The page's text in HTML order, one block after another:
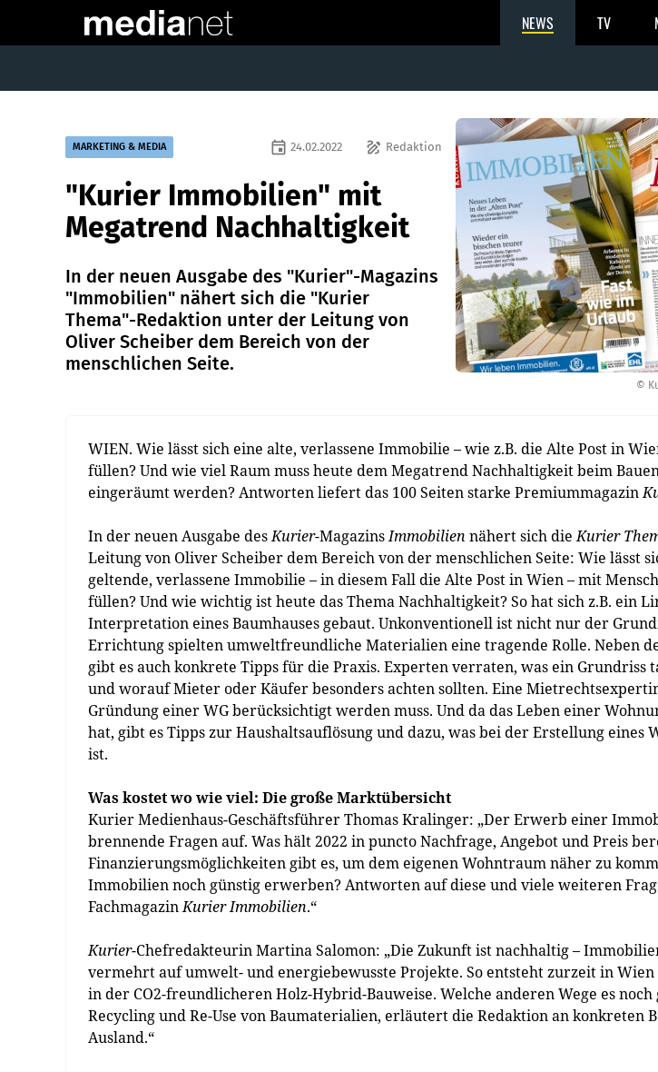
NEWS TV
©
MARKETING & MEDIA draw Redaktion
event 24.02.2022
"Kurier Immobilien" mit
Megatrend Nachhaltigkeit
In der neuen Ausgabe des "Kurier"-Magazins
"Immobilien" nähert sich die "Kurier
Thema"-Redaktion unter der Leitung von
Oliver Scheiber dem Bereich von der
menschlichen Seite.
WIEN. Wie lässt sich eine alte, verlassene Immobilie – wie z.B. die Alte Post in
füllen? Und wie viel Raum muss heute dem Megatrend Nachhaltigkeit beim
eingeräumt werden? Antworten liefert das 100 Seiten starke Premiummagazin
In der neuen Ausgabe desKurier-MagazinsImmobilien nähert sich dieKurier
Leitung von Oliver Scheiber dem Bereich von der menschlichen Seite: Wie lässt
geltende, verlassene Immobilie – in diesem Fall die Alte Post in Wien – mit
füllen? Und wie wichtig ist heute das Thema Nachhaltigkeit? So hat sich z.B. ein
Interpretation eines Baumhauses gebaut. Unkonventionell ist nicht nur der
Errichtung spielten umweltfreundliche Materialien eine tragende Rolle. Neben
gibt es auch konkrete Tipps für die Praxis. Experten verraten, was ein Grundriss
und worauf Mieter oder Käufer besonders achten sollten. Eine
Gründung einer WG berücksichtigt werden muss. Und da das Leben einer
hat, gibt es Tipps zur Haushaltsauflösung und dazu, was bei der Erstellung eines
ist.
Was kostet wo wie viel: Die große Marktübersicht
Kurier Medienhaus-Geschäftsführer Thomas Kralinger: „Der Erwerb einer
brennende Fragen auf. Was hält 2022 in puncto Nachfrage, Angebot und Preis
Finanzierungsmöglichkeiten gibt es, um dem eigenen Wohntraum näher zu
Immobilien noch günstig erwerben? Antworten auf diese und viele weiteren
FachmagazinKurier Immobilien.“
Kurier-Chefredakteurin Martina Salomon: „Die Zukunft ist nachhaltig –
vermehrt auf umwelt- und energiebewusste Projekte. So entsteht zurzeit in
in der CO2-freundlicheren Holz-Hybrid-Bauweise. Welche anderen Wege es
Recycling und Re-Use von Baumaterialien, erläutert die Redaktion an konkreten
Ausland.“